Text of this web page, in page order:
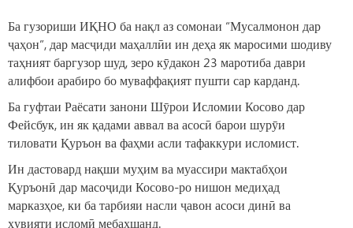
Ба гузориши ИҚНО ба нақл аз сомонаи “Мусалмонон дар
ҷаҳон”, дар масҷиди маҳаллӣи ин деҳа як маросими шодиву
таҳният баргузор шуд, зеро кӯдакон 23 маротиба даври
алифбои арабиро бо муваффақият пушти сар карданд.
Ба гуфтаи Раёсати занони Шӯрои Исломии Косово дар
Фейсбук, ин як қадами аввал ва асосӣ барои шурӯи
тиловати Қуръон ва фаҳми асли тафаккури исломист.
Ин дастовард нақши муҳим ва муассири мактабҳои
Қуръонӣ дар масоҷиди Косово-ро нишон медиҳад
марказҳое, ки ба тарбияи насли ҷавон асоси динӣ ва
ҳувияти исломӣ мебахшанд.